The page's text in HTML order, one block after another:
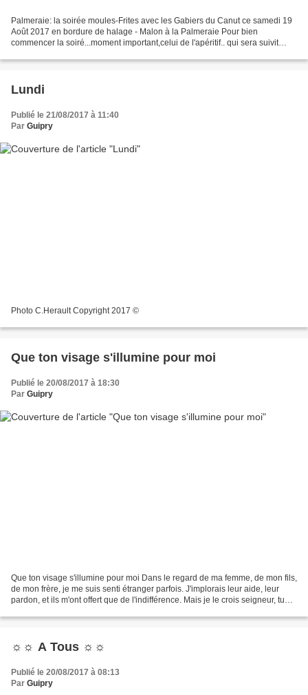
Palmeraie: la soirée moules-Frites avec les Gabiers du Canut ce samedi 19
Août 2017 en bordure de halage - Malon à la Palmeraie Pour bien
commencer la soiré...moment important,celui de l'apéritif.. qui sera suivit
Lundi
Publié le 21/08/2017 à 11:40
Par Guipry
Photo C.Herault Copyright 2017 ©
Que ton visage s'illumine pour moi
Publié le 20/08/2017 à 18:30
Par Guipry
Que ton visage s'illumine pour moi Dans le regard de ma femme, de mon fils,
de mon frère, je me suis senti étranger parfois. J'implorais leur aide, leur
pardon, et ils m'ont offert que de l'indifférence. Mais je le crois seigneur, tu
☼☼ A Tous ☼☼
Publié le 20/08/2017 à 08:13
Par Guipry